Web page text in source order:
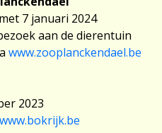
7 januari 2024
aan de dierentuin
www.zooplanckendael.be
2023
www.bokrijk.be